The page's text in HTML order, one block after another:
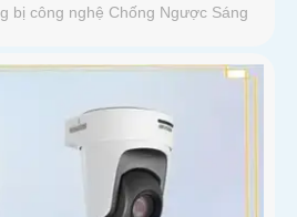
bị công nghệ Chống Ngược Sáng